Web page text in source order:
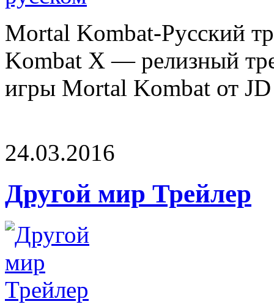
Mortal Kombat-Русский
Kombat X — релизный
игры Mortal Kombat от
24.03.2016
Другой мир Трейлер